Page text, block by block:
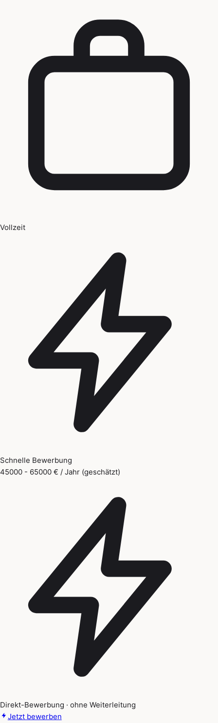
Vollzeit
Schnelle Bewerbung
45000 - 65000 € / Jahr (geschätzt)
Direkt-Bewerbung · ohne Weiterleitung
Jetzt bewerben